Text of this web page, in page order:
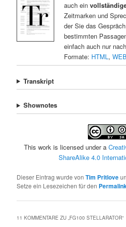
auch ein
Zeitmarken und
der Sie das
bestimmten
einfach auch nur
Formate: HTML,
Transkript
Shownotes
This work is licensed under a
ShareAlike 4.0
Dieser Eintrag wurde vonTim Pritlove
Setze ein Lesezeichen für den
11 KOMMENTARE ZU „FG100 STELLARATOR“